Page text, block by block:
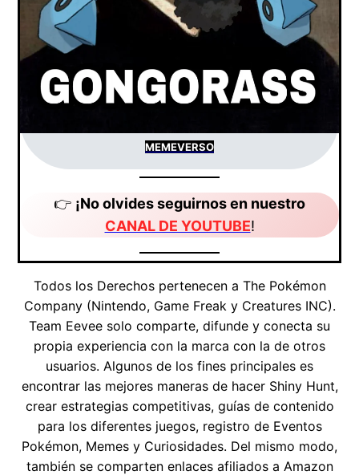
MEMEVERSO
👉 ¡No olvides seguirnos en nuestro
CANAL DE YOUTUBE!
Todos los Derechos pertenecen a The Pokémon
Company (Nintendo, Game Freak y Creatures INC).
Team Eevee solo comparte, difunde y conecta su
propia experiencia con la marca con la de otros
usuarios. Algunos de los fines principales es
encontrar las mejores maneras de hacer Shiny Hunt,
crear estrategias competitivas, guías de contenido
para los diferentes juegos, registro de Eventos
Pokémon, Memes y Curiosidades. Del mismo modo,
también se comparten enlaces afiliados a Amazon